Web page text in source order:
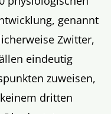
genannt
Zwitter,
eindeutig
zuweisen,
dritten